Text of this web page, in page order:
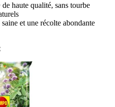
haute qualité, sans tourbe
et une récolte abondante